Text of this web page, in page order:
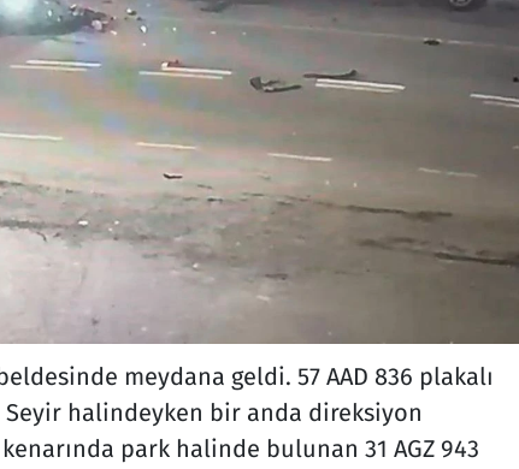
meydana geldi. 57 AAD 836 plakalı
halindeyken bir anda direksiyon
park halinde bulunan 31 AGZ 943